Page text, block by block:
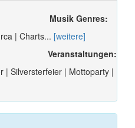
Musik Genres:
| Charts... [weitere]
Veranstaltungen:
| Silversterfeier | Mottoparty |